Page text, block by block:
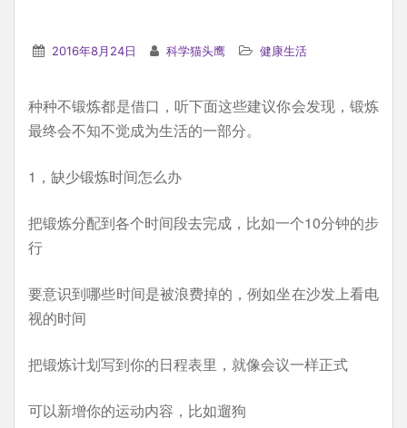
2016年8月24日 科学猫头鹰 健康生活
种种不锻炼都是借口，听下面这些建议你会发现，锻炼
最终会不知不觉成为生活的一部分。
1，缺少锻炼时间怎么办
把锻炼分配到各个时间段去完成，比如一个10分钟的步
行
要意识到哪些时间是被浪费掉的，例如坐在沙发上看电
视的时间
把锻炼计划写到你的日程表里，就像会议一样正式
可以新增你的运动内容，比如遛狗